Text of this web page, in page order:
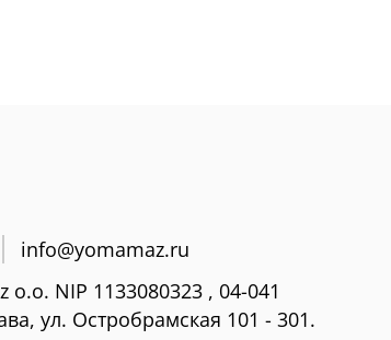
info@yomamaz.ru
o.o. NIP 1133080323 , 04-041
ул. Остробрамская 101 - 301.